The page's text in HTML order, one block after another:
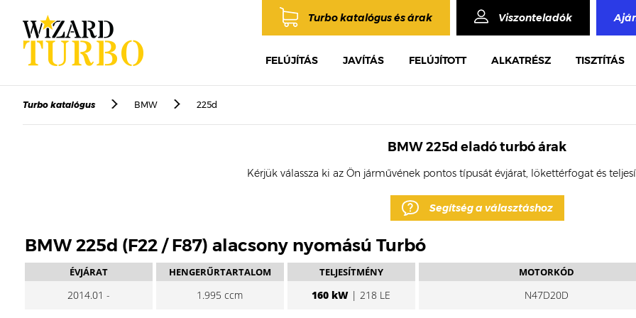
Turbo katalógus és árak Viszonteladók
FELÚJÍTÁS JAVÍTÁS FELÚJÍTOTT ALKATRÉSZ TISZTÍTÁS
Turbo katalógus BMW 225d
BMW 225d eladó turbó árak
Kérjük válassza ki az Ön járművének pontos típusát évjárat, lökettérfogat és
Segítség a választáshoz
BMW 225d (F22 / F87) alacsony nyomású Turbó
ÉVJÁRAT
2014.01 -
HENGERŰRTARTALOM
1.995 ccm
TELJESÍTMÉNY
160 kW | 218 LE
MOTORKÓD
N47D20D